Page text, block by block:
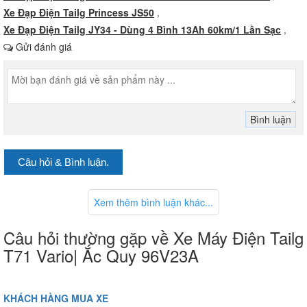
Xe Đạp Điện Tailg Princess JS50 ,
Xe Đạp Điện Tailg JY34 - Dùng 4 Bình 13Ah 60km/1 Lần Sạc ,
Gửi đánh giá
Câu hỏi & Bình luận.
Xem thêm bình luận khác...
Câu hỏi thường gặp về Xe Máy Điện Tailg
T71 Vario| Ắc Quy 96V23A
KHÁCH HÀNG MUA XE